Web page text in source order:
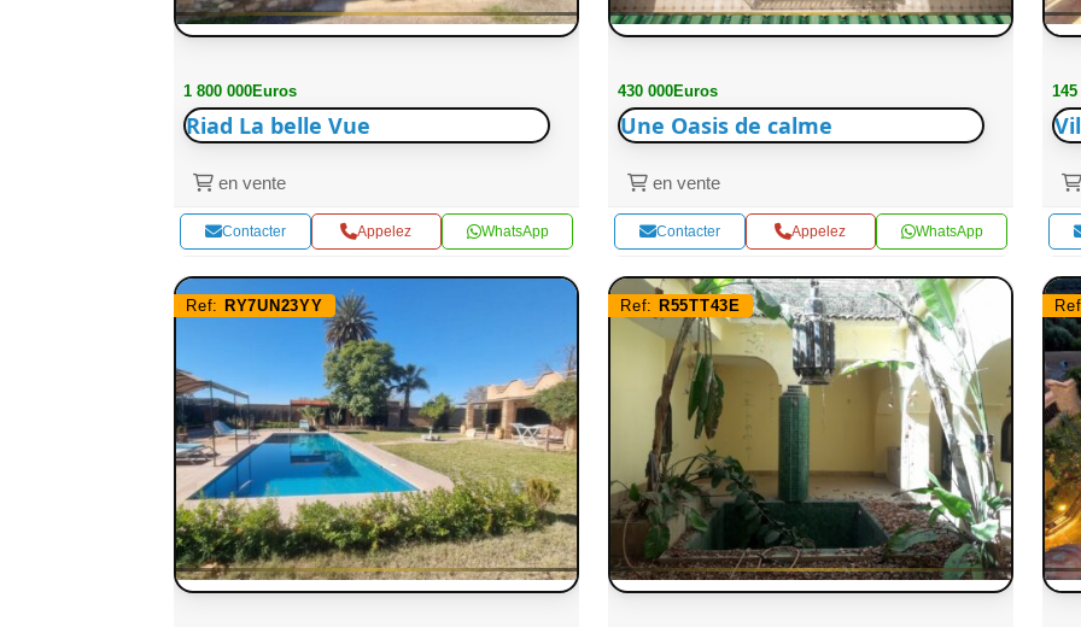
1 800 000Euros
Riad La belle Vue
en vente
Contacter Appelez WhatsApp
430 000Euros
Une Oasis de calme
en vente
Contacter Appelez WhatsApp
Ref: RY7UN23YY Ref: R55TT43E